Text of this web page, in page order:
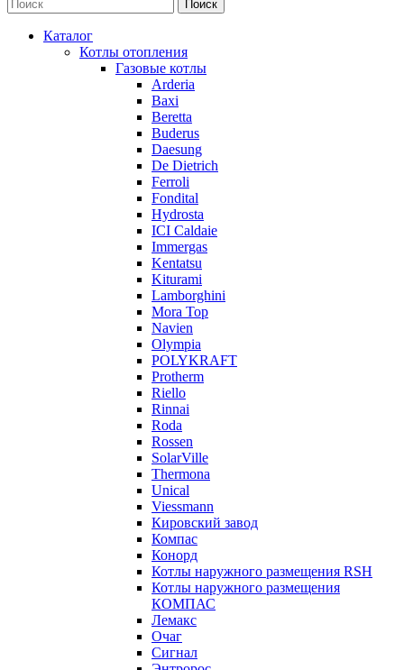
Каталог
Котлы отопления
Газовые котлы
Arderia
Baxi
Beretta
Buderus
Daesung
De Dietrich
Ferroli
Fondital
Hydrosta
ICI Caldaie
Immergas
Kentatsu
Kiturami
Lamborghini
Mora Top
Navien
Olympia
POLYKRAFT
Protherm
Riello
Rinnai
Roda
Rossen
SolarVille
Thermona
Unical
Viessmann
Кировский завод
Компас
Конорд
Котлы наружного размещения RSH
Котлы наружного размещения
КОМПАС
Лемакс
Очаг
Сигнал